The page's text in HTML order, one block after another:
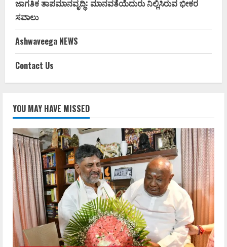
ಜಾಗತಿಕ ತಾಪಮಾನವೃದ್ಧಿ: ಮಾನವತೆಯೆದುರು ನಿಲ್ಲಿಸಿರುವ ಭೀಕರ
ಸವಾಲು
Ashwaveega NEWS
Contact Us
YOU MAY HAVE MISSED